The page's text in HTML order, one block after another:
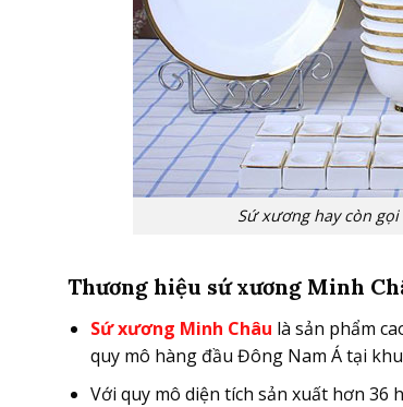
Sứ xương hay còn
Thương hiệu sứ xương Minh
Sứ xương Minh Châu là sản phẩm
quy mô hàng đầu Đông Nam Á tại
Với quy mô diện tích sản xuất hơn